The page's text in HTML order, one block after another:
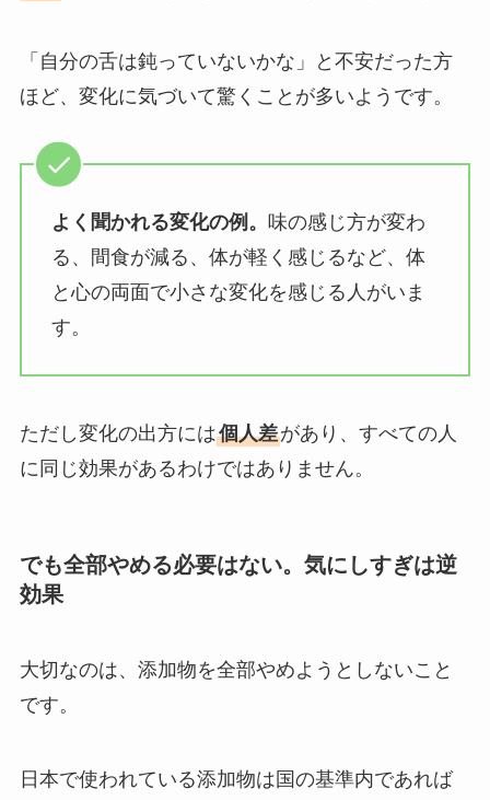
「自分の舌は鈍っていないかな」と不安だった方
ほど、変化に気づいて驚くことが多いようです。
よく聞かれる変化の例。 味の感じ方が変わ
る、間食が減る、体が軽く感じるなど、体
と心の両面で小さな変化を感じる人がいま
す。
ただし変化の出方には個人差があり、すべての人
に同じ効果があるわけではありません。
でも全部やめる必要はない。気にしすぎは逆
効果
大切なのは、添加物を全部やめようとしないこと
です。
日本で使われている添加物は国の基準内であれば